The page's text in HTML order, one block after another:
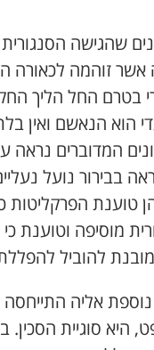
שהגישה
אשר זוהמה לכאורה
בטרם החל הליך
הוא הנאשם ואין
המדוברים נראה
בבירור נועל
טוענת הפרקליטות
מוסיפה וטוענת
להוביל
נוספת אליה
היא סוגיית